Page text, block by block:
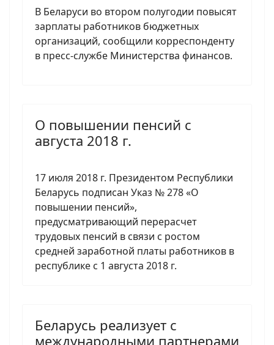
В Беларуси во втором полугодии повысят
зарплаты работников бюджетных
организаций, сообщили корреспонденту
в пресс-службе Министерства финансов.
О повышении пенсий с
августа 2018 г.
17 июля 2018 г. Президентом Республики
Беларусь подписан Указ № 278 «О
повышении пенсий»,
предусматривающий перерасчет
трудовых пенсий в связи с ростом
средней заработной платы работников в
республике с 1 августа 2018 г.
Беларусь реализует с
международными партнерами